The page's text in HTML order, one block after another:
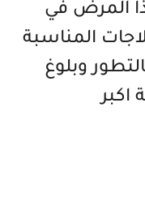
المرض في
المناسبة
وبلوغ
اكبر